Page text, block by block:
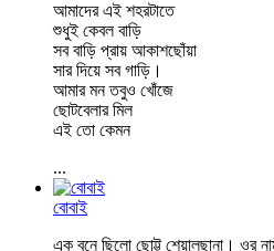
আমাদের এই শহরটাতে
শুধুই কেবল বাড়ি
সব বাড়ি প্রায় আকাশছোঁয়া
সার দিয়ে সব গাড়ি।
আমার মন তবুও খোঁজে
ছোটবেলার মিল
এই তো কেমন
...
বোবাই
এক বনে ছিলো ছোট্ট শেয়ালছানা। ওর